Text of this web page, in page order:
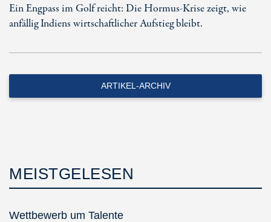
Ein Engpass im Golf reicht: Die Hormus-Krise zeigt, wie
anfällig Indiens wirtschaftlicher Aufstieg bleibt.
ARTIKEL-ARCHIV
MEISTGELESEN
Wettbewerb um Talente